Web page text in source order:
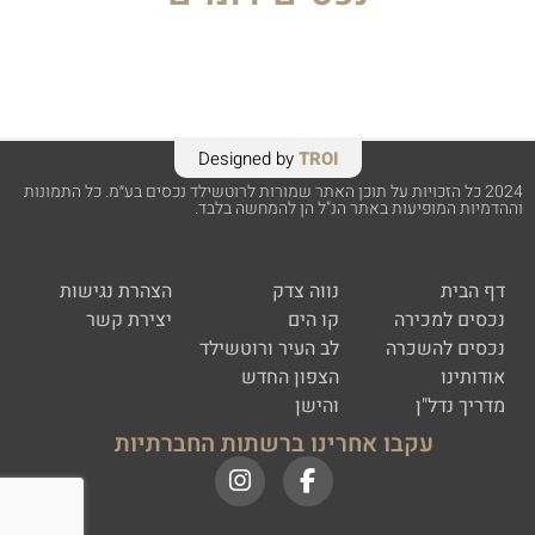
2024 כל הזכויות על תוכן האתר שמורות לרוטשילד נכסים בע״מ. כל התמונות
וההדמיות המופיעות באתר הנ"ל הן להמחשה בלבד.
Designed byTROI
דף הבית
נכסים למכירה
נכסים להשכרה
אודותינו
מדריך נדל"ן
נווה צדק
קו הים
לב העיר ורוטשילד
הצפון החדש
והישן
הצהרת נגישות
יצירת קשר
עקבו אחרינו ברשתות החברתיות